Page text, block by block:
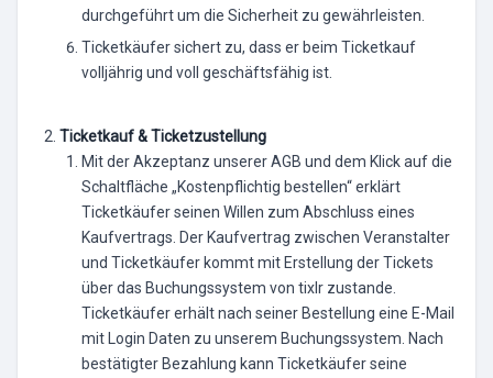
durchgeführt um die Sicherheit zu gewährleisten.
Ticketkäufer sichert zu, dass er beim Ticketkauf
volljährig und voll geschäftsfähig ist.
Ticketkauf & Ticketzustellung
Mit der Akzeptanz unserer AGB und dem Klick auf die
Schaltfläche „Kostenpflichtig bestellen“ erklärt
Ticketkäufer seinen Willen zum Abschluss eines
Kaufvertrags. Der Kaufvertrag zwischen Veranstalter
und Ticketkäufer kommt mit Erstellung der Tickets
über das Buchungssystem von tixlr zustande.
Ticketkäufer erhält nach seiner Bestellung eine E-Mail
mit Login Daten zu unserem Buchungssystem. Nach
bestätigter Bezahlung kann Ticketkäufer seine